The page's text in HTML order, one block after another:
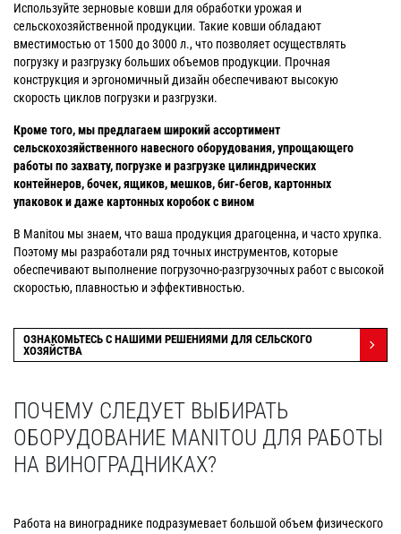
Используйте зерновые ковши для обработки урожая и
сельскохозяйственной продукции. Такие ковши обладают
вместимостью от 1500 до 3000 л., что позволяет осуществлять
погрузку и разгрузку больших объемов продукции. Прочная
конструкция и эргономичный дизайн обеспечивают высокую
скорость циклов погрузки и разгрузки.
Кроме того, мы предлагаем широкий ассортимент
сельскохозяйственного навесного оборудования, упрощающего
работы по захвату, погрузке и разгрузке цилиндрических
контейнеров, бочек, ящиков, мешков, биг-бегов, картонных
упаковок и даже картонных коробок с вином
В Manitou мы знаем, что ваша продукция драгоценна, и часто хрупка.
Поэтому мы разработали ряд точных инструментов, которые
обеспечивают выполнение погрузочно-разгрузочных работ с высокой
скоростью, плавностью и эффективностью.
ОЗНАКОМЬТЕСЬ С НАШИМИ РЕШЕНИЯМИ ДЛЯ СЕЛЬСКОГО
ХОЗЯЙСТВА
ПОЧЕМУ СЛЕДУЕТ ВЫБИРАТЬ
ОБОРУДОВАНИЕ MANITOU ДЛЯ РАБОТЫ
НА ВИНОГРАДНИКАХ?
Работа на винограднике подразумевает большой объем физического